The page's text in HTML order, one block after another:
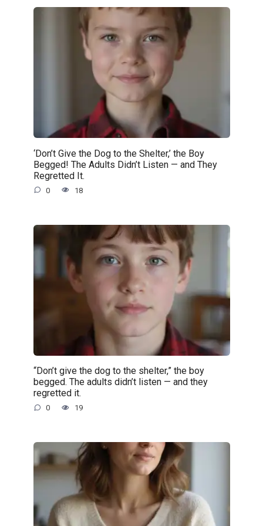
‘Don’t Give the Dog to the Shelter,’ the Boy
Begged! The Adults Didn’t Listen — and They
Regretted It.
0 18
“Don’t give the dog to the shelter,” the boy
begged. The adults didn’t listen — and they
regretted it.
0 19